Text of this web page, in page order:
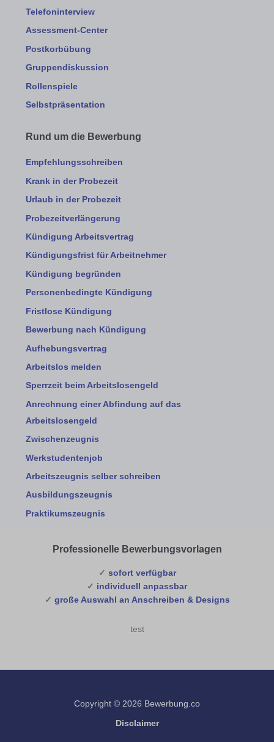
Telefoninterview
Assessment-Center
Postkorbübung
Gruppendiskussion
Rollenspiele
Selbstpräsentation
Rund um die Bewerbung
Empfehlungsschreiben
Krank in der Probezeit
Urlaub in der Probezeit
Probezeitverlängerung
Kündigung Arbeitsvertrag
Kündigungsfrist für Arbeitnehmer
Kündigung begründen
Personenbedingte Kündigung
Fristlose Kündigung
Bewerbung nach Kündigung
Aufhebungsvertrag
Arbeitslos melden
Sperrzeit beim Arbeitslosengeld
Anrechnung einer Abfindung auf das
Arbeitslosengeld
Zwischenzeugnis
Werkstudentenjob
Arbeitszeugnis selber schreiben
Ausbildungszeugnis
Praktikumszeugnis
Professionelle Bewerbungsvorlagen
✓ sofort verfügbar
✓ individuell anpassbar
✓ große Auswahl an Anschreiben & Designs
test
Copyright © 2026 Bewerbung.co
Disclaimer